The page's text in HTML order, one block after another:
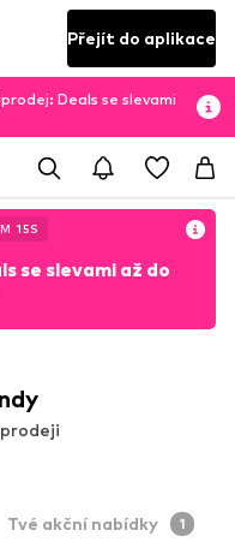
Přejít do aplikace
Deals se slevami
M 14S
se slevami až do
Tvé akční nabídky 1